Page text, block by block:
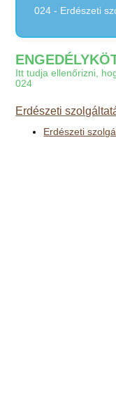
024 - Erdészeti
Itt tudja ellenőrizni,
024
Erdészeti
Erdészeti